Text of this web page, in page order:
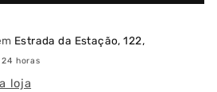
Estrada da Estação, 122,
horas
loja